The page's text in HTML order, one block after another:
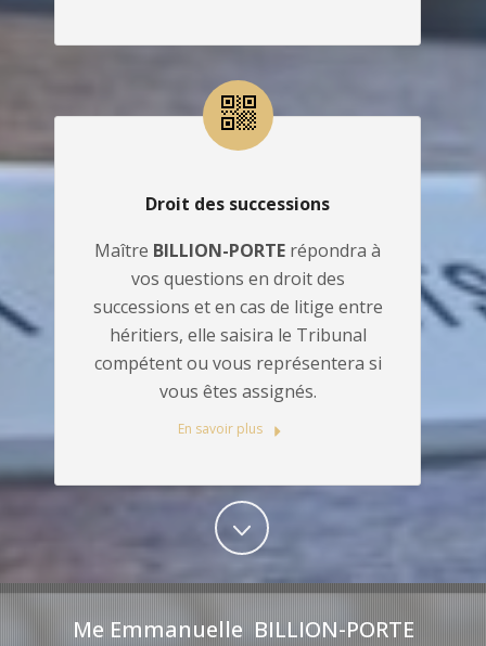
Droit des successions
Maître BILLION-PORTE répondra à
vos questions en droit des
successions et en cas de litige entre
héritiers, elle saisira le Tribunal
compétent ou vous représentera si
vous êtes assignés.
En savoir plus
Me Emmanuelle BILLION-PORTE